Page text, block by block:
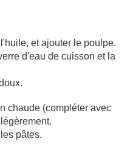
et ajouter le poulpe.
d'eau de cuisson et la
chaude (compléter avec
pâtes.